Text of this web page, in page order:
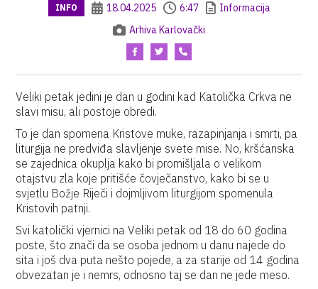
INFO 18.04.2025 6:47
Informacija
Arhiva Karlovački
Veliki petak jedini je dan u godini kad Katolička Crkva ne
slavi misu, ali postoje obredi.
To je dan spomena Kristove muke, razapinjanja i smrti, pa
liturgija ne predviđa slavljenje svete mise. No, kršćanska
se zajednica okuplja kako bi promišljala o velikom
otajstvu zla koje pritišće čovječanstvo, kako bi se u
svjetlu Božje Riječi i dojmljivom liturgijom spomenula
Kristovih patnji.
Svi katolički vjernici na Veliki petak od 18 do 60 godina
poste, što znači da se osoba jednom u danu najede do
sita i još dva puta nešto pojede, a za starije od 14 godina
obvezatan je i nemrs, odnosno taj se dan ne jede meso.